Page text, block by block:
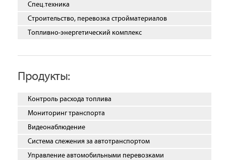
Спец.техника
Строительство, перевозка стройматериалов
Топливно-энергетический комплекс
Продукты:
Контроль расхода топлива
Мониторинг транспорта
Видеонаблюдение
Система слежения за автотранспортом
Управление автомобильными перевозками